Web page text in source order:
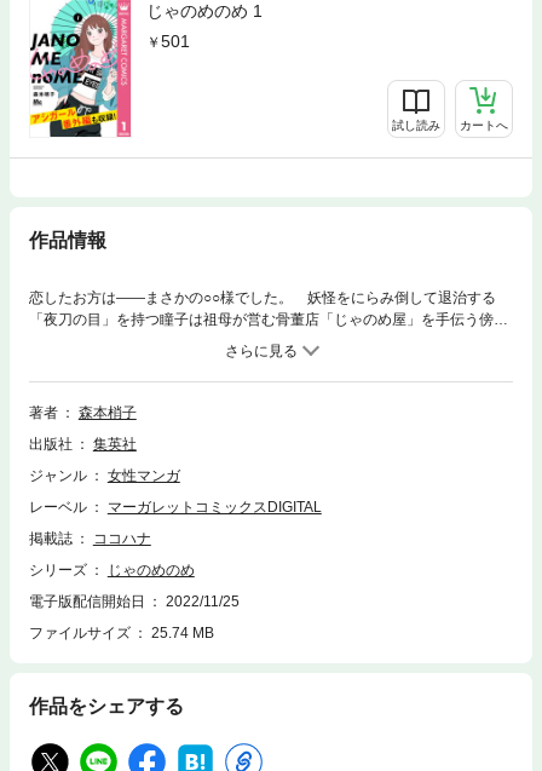
じゃのめのめ 1
501
試し読み カートへ
作品情報
恋したお方は――まさかの○○様でした。 妖怪をにらみ倒して退治する
「夜刀の目」を持つ瞳子は祖母が営む骨董店「じゃのめ屋」を手伝う傍ら
「妖怪にらみ業」を請け負っている。ある日“きよら様”と呼ばれるひと月
眠ったままの神社の主を起こしてほしいと依頼を受けるが、きよら様はこ
の世のものとは思えぬ美形で――？ 【同時収録】アシガール［番外編］
著者
森本梢子
出版社
集英社
ジャンル
女性マンガ
レーベル
マーガレットコミックスDIGITAL
掲載誌
ココハナ
シリーズ
じゃのめのめ
電子版配信開始日
2022/11/25
ファイルサイズ
25.74 MB
作品をシェアする